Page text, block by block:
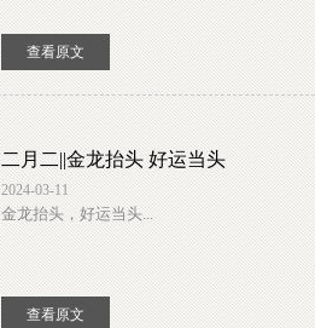
查看原文
二月二||金龙抬头 好运当头
2024-03-11
金龙抬头，好运当头...
查看原文